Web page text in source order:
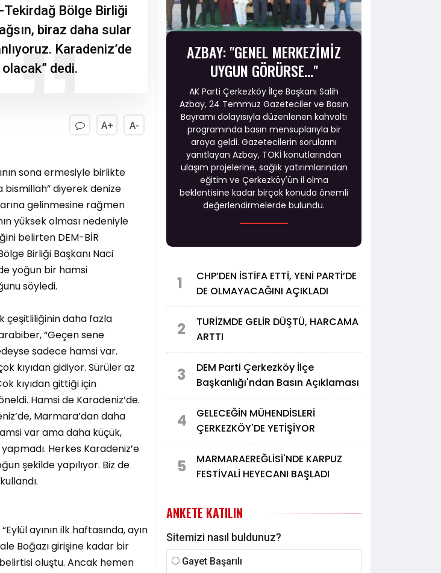
Bölge Birliği
biraz daha sular
Karadeniz’de
dedi.
A+ A-
sona ermesiyle birlikte
bismillah” diyerek denize
gelinmesine rağmen
yüksek olması nedeniyle
belirten DEM-BİR
Birliği Başkanı Naci
yoğun bir hamsi
söyledi.
çeşitliliğinin daha fazla
“Geçen sene
sadece hamsi var.
kıyıdan gidiyor. Sürüler az
kıyıdan gittiği için
Hamsi de Karadeniz’de.
Marmara’dan daha
var ama daha küçük,
Herkes Karadeniz’e
şekilde yapılıyor. Biz de
ayının ilk haftasında, ayın
Boğazı girişine kadar bir
oluştu. Ancak hemen
AZBAY: "GENEL MERKEZİMİZ
UYGUN GÖRÜRSE..."
AK Parti Çerkezköy İlçe Başkanı Salih
Azbay, 24 Temmuz Gazeteciler ve Basın
Bayramı dolayısıyla düzenlenen kahvaltı
programında basın mensuplarıyla bir
araya geldi. Gazetecilerin sorularını
yanıtlayan Azbay, TOKİ konutlarından
ulaşım projelerine, sağlık yatırımlarından
eğitim ve Çerkezköy'ün il olma
beklentisine kadar birçok konuda önemli
değerlendirmelerde bulundu.
1
CHP’DEN İSTİFA ETTİ, YENİ PARTİ’DE
DE OLMAYACAĞINI AÇIKLADI
2
TURİZMDE GELİR DÜŞTÜ, HARCAMA
ARTTI
3
DEM Parti Çerkezköy İlçe
Başkanlığı'ndan Basın Açıklaması
4
GELECEĞİN MÜHENDİSLERİ
ÇERKEZKÖY'DE YETİŞİYOR
5
MARMARAEREĞLİSİ'NDE KARPUZ
FESTİVALİ HEYECANI BAŞLADI
ANKETE KATILIN
Sitemizi nasıl buldunuz?
Gayet Başarılı